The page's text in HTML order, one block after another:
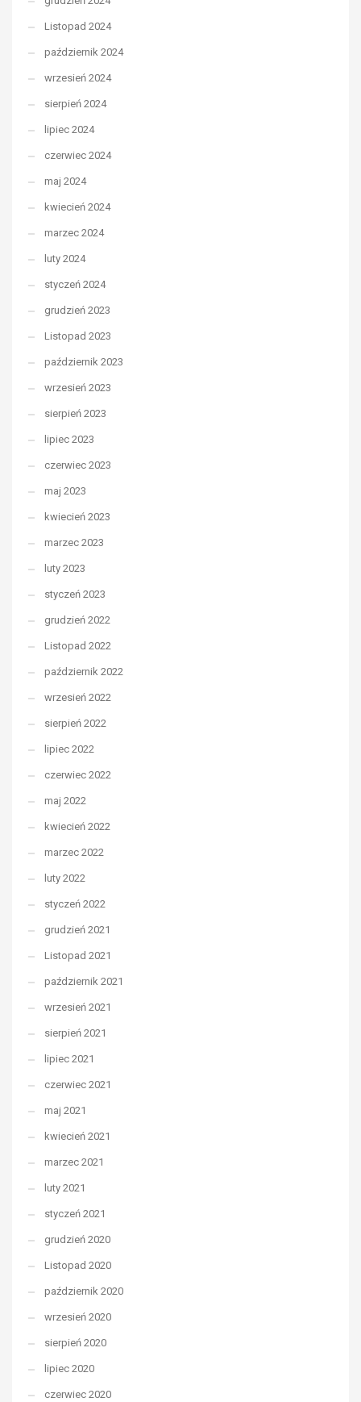
Listopad 2024
październik 2024
wrzesień 2024
sierpień 2024
lipiec 2024
czerwiec 2024
maj 2024
kwiecień 2024
marzec 2024
luty 2024
styczeń 2024
grudzień 2023
Listopad 2023
październik 2023
wrzesień 2023
sierpień 2023
lipiec 2023
czerwiec 2023
maj 2023
kwiecień 2023
marzec 2023
luty 2023
styczeń 2023
grudzień 2022
Listopad 2022
październik 2022
wrzesień 2022
sierpień 2022
lipiec 2022
czerwiec 2022
maj 2022
kwiecień 2022
marzec 2022
luty 2022
styczeń 2022
grudzień 2021
Listopad 2021
październik 2021
wrzesień 2021
sierpień 2021
lipiec 2021
czerwiec 2021
maj 2021
kwiecień 2021
marzec 2021
luty 2021
styczeń 2021
grudzień 2020
Listopad 2020
październik 2020
wrzesień 2020
sierpień 2020
lipiec 2020
czerwiec 2020